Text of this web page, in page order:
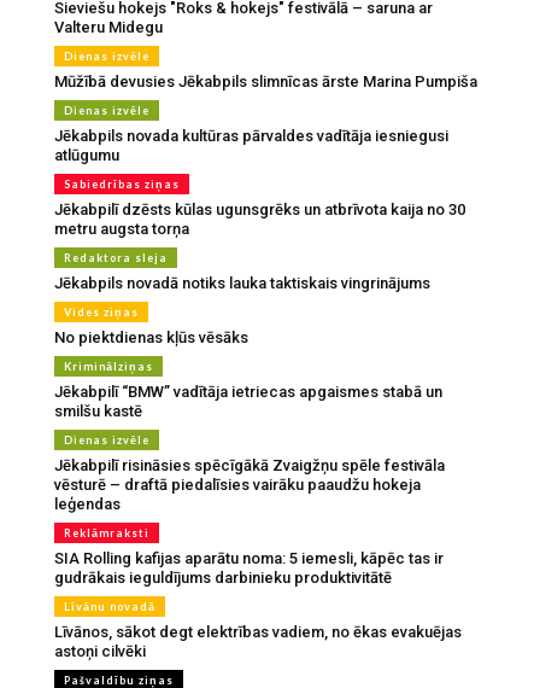
Sieviešu hokejs "Roks & hokejs" festivālā – saruna ar
Valteru Midegu
Dienas izvēle
Mūžībā devusies Jēkabpils slimnīcas ārste Marina Pumpiša
Dienas izvēle
Jēkabpils novada kultūras pārvaldes vadītāja iesniegusi
atlūgumu
Sabiedrības ziņas
Jēkabpilī dzēsts kūlas ugunsgrēks un atbrīvota kaija no 30
metru augsta torņa
Redaktora sleja
Jēkabpils novadā notiks lauka taktiskais vingrinājums
Vides ziņas
No piektdienas kļūs vēsāks
Kriminālziņas
Jēkabpilī “BMW” vadītāja ietriecas apgaismes stabā un
smilšu kastē
Dienas izvēle
Jēkabpilī risināsies spēcīgākā Zvaigžņu spēle festivāla
vēsturē – draftā piedalīsies vairāku paaudžu hokeja
leģendas
Reklāmraksti
SIA Rolling kafijas aparātu noma: 5 iemesli, kāpēc tas ir
gudrākais ieguldījums darbinieku produktivitātē
Līvānu novadā
Līvānos, sākot degt elektrības vadiem, no ēkas evakuējas
astoņi cilvēki
Pašvaldību ziņas